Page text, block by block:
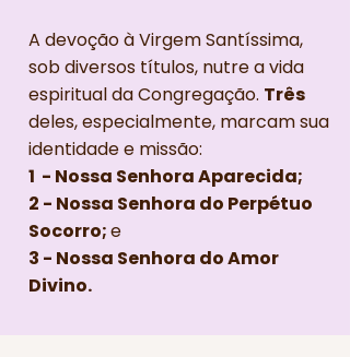
A devoção à Virgem Santíssima,
sob diversos títulos, nutre a vida
espiritual da Congregação. Três
deles, especialmente, marcam sua
identidade e missão:
1 - Nossa Senhora Aparecida;
2 - Nossa Senhora do Perpétuo
Socorro;e
3 - Nossa Senhora do Amor
Divino.